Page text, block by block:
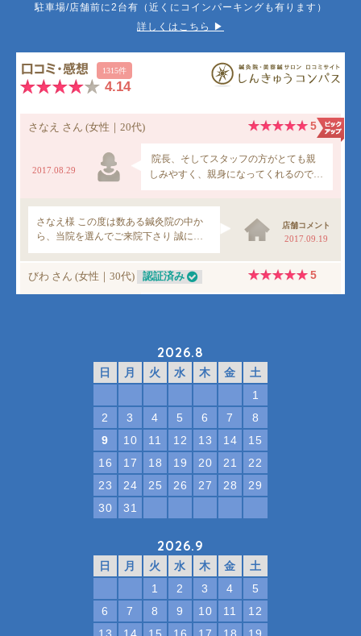
駐車場/店舗前に2台有（近くにコインパーキングも有ります）
詳しくはこちら ▶︎
2026.8
日 月 火 水 木 金
土
1
2
3 4 5 6 7
8
9
10 11 12 13 14
15
16
17 18 19 20 21
22
23
24 25 26 27 28
29
30
31
2026.9
日 月 火 水 木 金
土
1
2 3 4
5
6
7 8 9 10 11
12
13
14 15 16 17 18
19